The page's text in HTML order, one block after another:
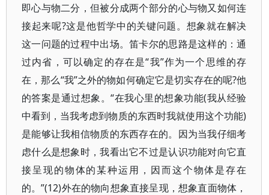
即心与物二分，但被分成两个部分的心与物又如何连
接起来呢?这是他哲学中的关键问题。想象就在解决
这一问题的过程中出场。笛卡尔的思路是这样的：通
过内省，可以确定的存在是“我”作为一个思维的存
在，那么“我”之外的物如何确定它是切实存在的呢?他
的答案是通过想象。“在我心里的想象功能(我从经验
中看到，当我考虑到物质的东西时我就使用这个功能)
是能够让我相信物质的东西存在的。因为当我仔细考
虑什么是想象时，我看出它不过是认识功能对向它直
接呈现的物体的某种运用，因而这个物体是存在
的。”(12)外在的物向想象直接呈现，想象直面物体，